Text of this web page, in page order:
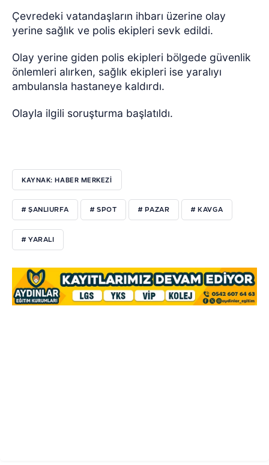
Çevredeki vatandaşların ihbarı üzerine olay
yerine sağlık ve polis ekipleri sevk edildi.
Olay yerine giden polis ekipleri bölgede güvenlik
önlemleri alırken, sağlık ekipleri ise yaralıyı
ambulansla hastaneye kaldırdı.
Olayla ilgili soruşturma başlatıldı.
KAYNAK: HABER MERKEZİ
# ŞANLIURFA # SPOT # PAZAR # KAVGA
# YARALI